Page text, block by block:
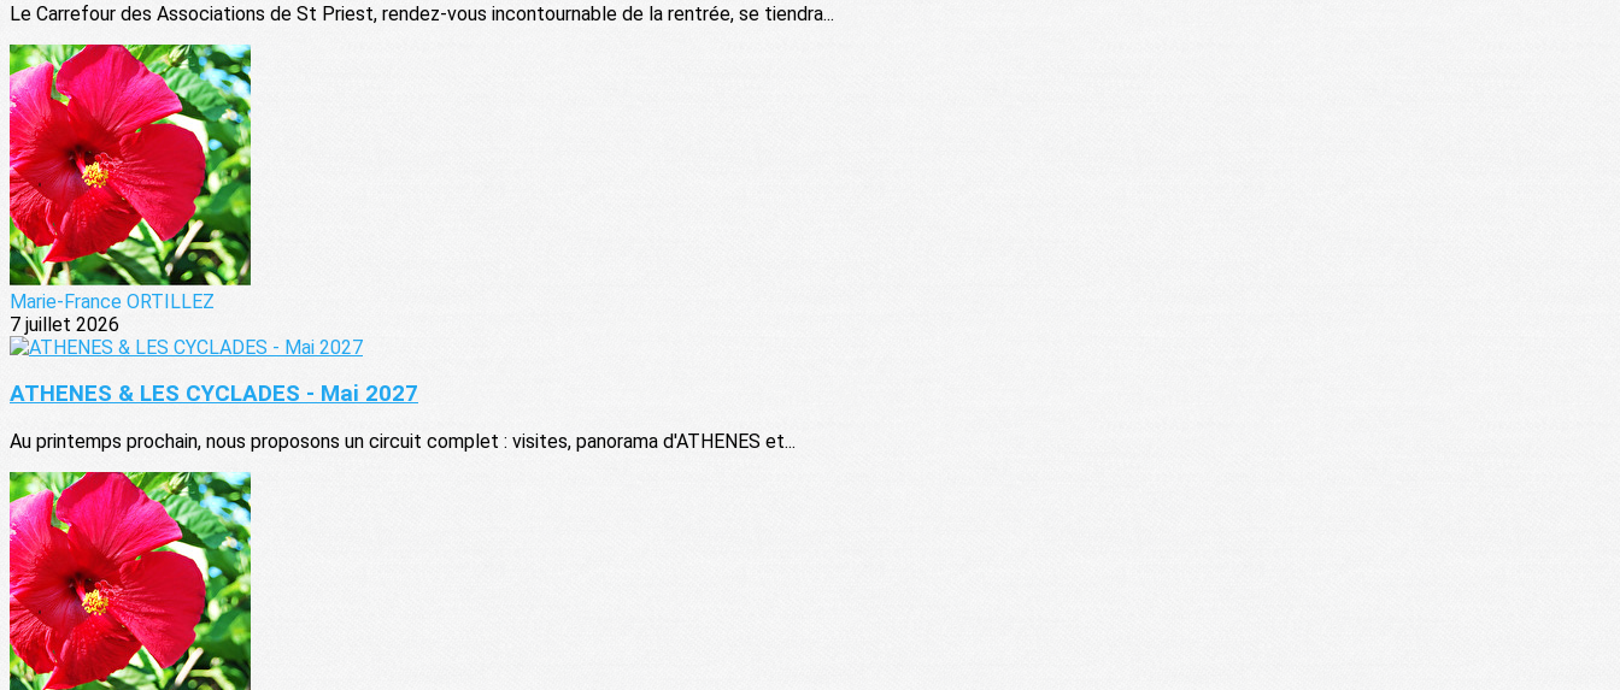
Le Carrefour des Associations de St Priest, rendez-vous incontournable de la rentrée, se tiendra...
Marie-France ORTILLEZ
7 juillet 2026
ATHENES & LES CYCLADES - Mai 2027
Au printemps prochain, nous proposons un circuit complet : visites, panorama d'ATHENES et...